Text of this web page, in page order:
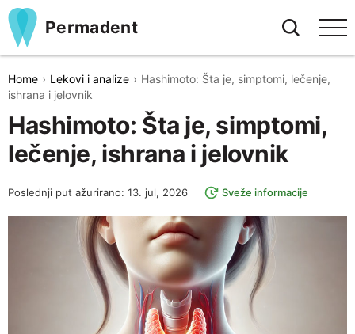
Permadent
Home Lekovi i analize
Hashimoto: Šta je, simptomi, lečenje,
ishrana i jelovnik
Hashimoto: Šta je, simptomi,
lečenje, ishrana i jelovnik
Poslednji put ažurirano: 13. jul, 2026 Sveže informacije